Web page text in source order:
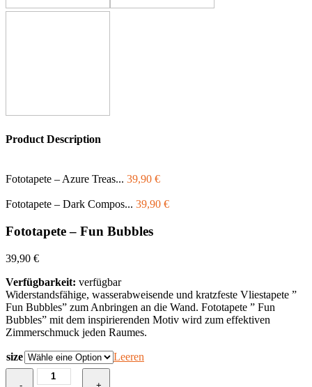
Product Description
Fototapete – Azure Treas... 39,90 €
Fototapete – Dark Compos... 39,90 €
Fototapete – Fun Bubbles
39,90 €
Verfügbarkeit: verfügbar
Widerstandsfähige, wasserabweisende und kratzfeste Vliestapete ”
Fun Bubbles” zum Anbringen an die Wand. Fototapete ” Fun
Bubbles” mit dem inspirierenden Motiv wird zum effektiven
Zimmerschmuck jeden Raumes.
size Leeren
Fototapete